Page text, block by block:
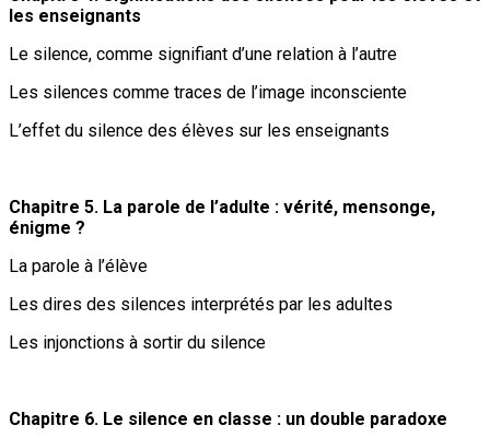
les enseignants
Le silence, comme signifiant d’une relation à l’autre
Les silences comme traces de l’image inconsciente
L’effet du silence des élèves sur les enseignants
Chapitre 5. La parole de l’adulte : vérité, mensonge,
énigme ?
La parole à l’élève
Les dires des silences interprétés par les adultes
Les injonctions à sortir du silence
Chapitre 6. Le silence en classe : un double paradoxe